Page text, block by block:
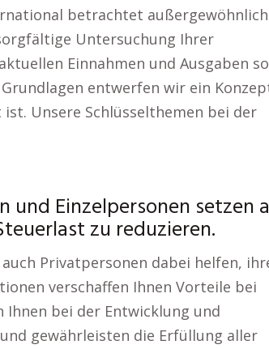
betrachtet außergewöhnlich
Untersuchung Ihrer
Einnahmen und Ausgaben
entwerfen wir ein
Unsere Schlüsselthemen bei der
Einzelpersonen setzen
zu reduzieren.
Privatpersonen dabei helfen,
verschaffen Ihnen Vorteile bei
Ihnen bei der Entwicklung und
gewährleisten die Erfüllung aller